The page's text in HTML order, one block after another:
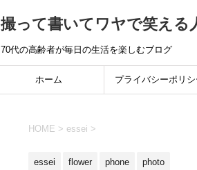
撮って書いてワヤで笑える
70代の高齢者が毎日の生活を楽しむブログ
ホーム プライバシーポリシ
HOME > essei >
essei flower phone photo